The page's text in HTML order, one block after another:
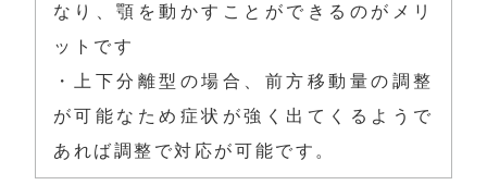
なり、顎を動かすことができるのがメリ
ットです
・上下分離型の場合、前方移動量の調整
が可能なため症状が強く出てくるようで
あれば調整で対応が可能です。